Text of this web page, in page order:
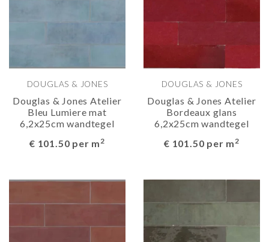
DOUGLAS & JONES
Douglas & Jones Atelier
Bleu Lumiere mat
6,2x25cm wandtegel
€ 101.50 per m2
DOUGLAS & JONES
Douglas & Jones Atelier
Bordeaux glans
6,2x25cm wandtegel
€ 101.50 per m2